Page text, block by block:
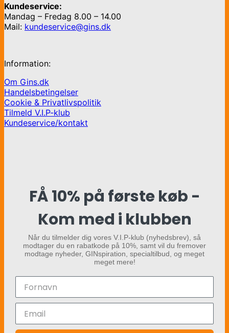
Kundeservice:
Mandag – Fredag 8.00 – 14.00
Mail: kundeservice@gins.dk
Information:
Om Gins.dk
Handelsbetingelser
Cookie & Privatlivspolitik
Tilmeld V.I.P-klub
Kundeservice/kontakt
FÅ 10% på første køb -
Kom med i klubben
Når du tilmelder dig vores V.I.P-klub (nyhedsbrev), så
modtager du en rabatkode på 10%, samt vil du fremover
modtage nyheder, GINspiration, specialtilbud, og meget
meget mere!